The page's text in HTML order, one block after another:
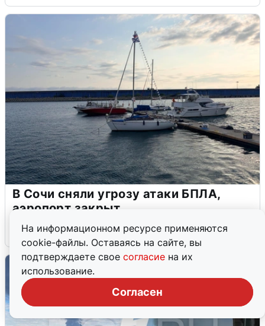
На информационном ресурсе применяются
cookie-файлы. Оставаясь на сайте, вы
подтверждаете свое согласие на их
использование.
Согласен
В Сочи сняли угрозу атаки БПЛА,
аэропорт закрыт
6 августа 0